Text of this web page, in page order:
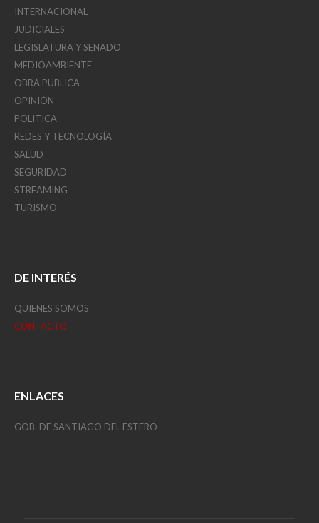
INTERNACIONAL
JUDICIALES
LEGISLATURA Y SENADO
MEDIOAMBIENTE
OBRA PÚBLICA
OPINIÓN
POLITICA
REDES Y TECNOLOGÍA
SALUD
SEGURIDAD
STREAMING
TURISMO
DE INTERÉS
QUIENES SOMOS
CONTACTO
ENLACES
GOB. DE SANTIAGO DEL ESTERO